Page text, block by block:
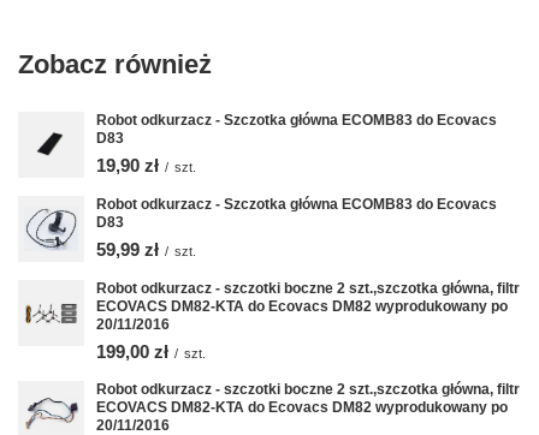
Zobacz również
Robot odkurzacz - Szczotka główna ECOMB83 do Ecovacs
D83
19,90 zł / szt.
Robot odkurzacz - Szczotka główna ECOMB83 do Ecovacs
D83
59,99 zł / szt.
Robot odkurzacz - szczotki boczne 2 szt.,szczotka główna, filtr
ECOVACS DM82-KTA do Ecovacs DM82 wyprodukowany po
20/11/2016
199,00 zł / szt.
Robot odkurzacz - szczotki boczne 2 szt.,szczotka główna, filtr
ECOVACS DM82-KTA do Ecovacs DM82 wyprodukowany po
20/11/2016